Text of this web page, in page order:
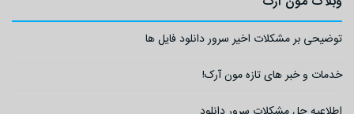
توضیحی بر مشکلات اخیر سرور دانلود فایل ها
خدمات و خبر های تازه مون آرک!